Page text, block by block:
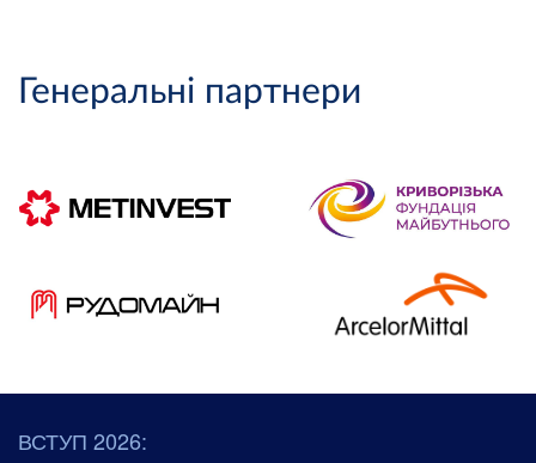
Генеральні партнери
ВСТУП 2026: